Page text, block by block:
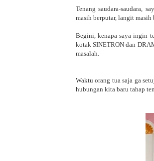
Tenang saudara-saudara,
masih berputar, langit masih
Begini, kenapa saya ingin
kotak SINETRON dan
masalah.
Waktu orang tua saja ga
hubungan kita baru tahap